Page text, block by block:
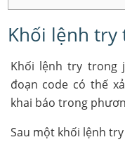
Khối lệnh try
Khối lệnh try trong
đoạn code có thế
khai báo trong
Sau một khối lệnh